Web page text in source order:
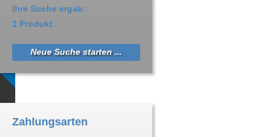
Ihre Suche ergab:
1 Produkt
Neue Suche starten ...
Zahlungsarten